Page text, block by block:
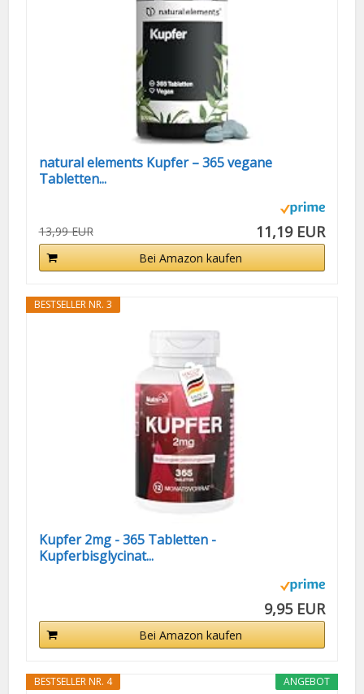
natural elements Kupfer – 365 vegane
Tabletten...
13,99 EUR 11,19 EUR
Bei Amazon kaufen
BESTSELLER NR. 3
Kupfer 2mg - 365 Tabletten -
Kupferbisglycinat...
9,95 EUR
Bei Amazon kaufen
ANGEBOT
BESTSELLER NR. 4